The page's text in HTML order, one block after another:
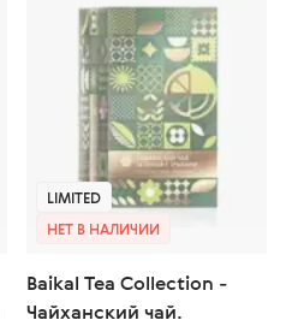
LIMITED
НЕТ В НАЛИЧИИ
Baikal Tea Collection -
Чайханский чай.